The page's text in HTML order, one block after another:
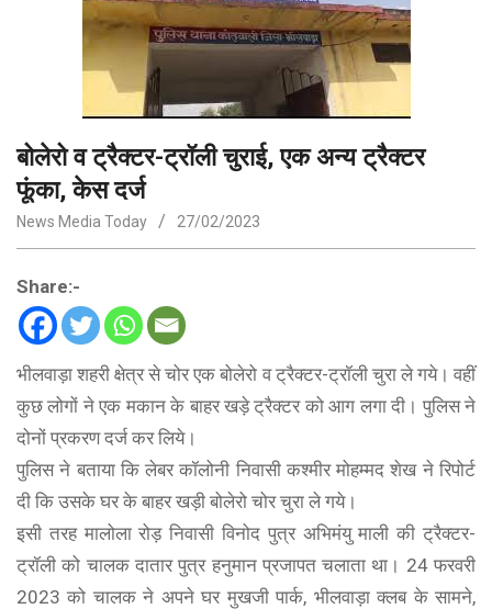
बोलेरो व ट्रैक्टर-ट्रॉली चुराई, एक अन्य ट्रैक्टर
फूंका, केस दर्ज
News Media Today 27/02/2023
Share:-
भीलवाड़ा शहरी क्षेत्र से चोर एक बोलेरो व ट्रैक्टर-ट्रॉली चुरा ले गये। वहीं
कुछ लोगों ने एक मकान के बाहर खड़े ट्रैक्टर को आग लगा दी। पुलिस ने
दोनों प्रकरण दर्ज कर लिये।
पुलिस ने बताया कि लेबर कॉलोनी निवासी कश्मीर मोहम्मद शेख ने रिपोर्ट
दी कि उसके घर के बाहर खड़ी बोलेरो चोर चुरा ले गये।
इसी तरह मालोला रोड़ निवासी विनोद पुत्र अभिमंयु माली की ट्रैक्टर-
ट्रॉली को चालक दातार पुत्र हनुमान प्रजापत चलाता था। 24 फरवरी
2023 को चालक ने अपने घर मुखजी पार्क, भीलवाड़ा क्लब के सामने,